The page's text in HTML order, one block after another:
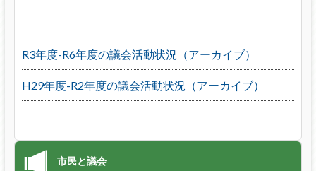
R3年度-R6年度の議会活動状況（アーカイブ）
H29年度-R2年度の議会活動状況（アーカイブ）